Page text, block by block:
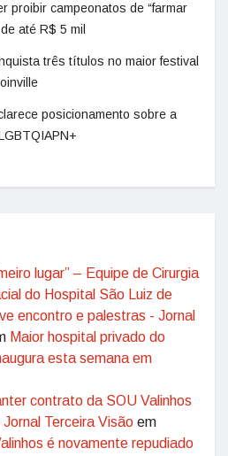
proibir campeonatos de “farmar
até R$ 5 mil
três títulos no maior festival
posicionamento sobre a
lugar” – Equipe de Cirurgia
do Hospital São Luiz de
encontro e palestras - Jornal
Maior hospital privado do
esta semana em
contrato da SOU Valinhos
Terceira Visão em
é novamente repudiado